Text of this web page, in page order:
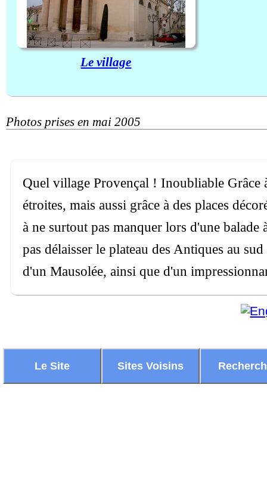
Le village
Photos prises en mai 2005
Quel village Provençal ! Inoubliable Grâce
étroites, mais aussi grâce à des places
à ne surtout pas manquer lors d'une
pas délaisser le plateau des Antiques au
d'un Mausolée, ainsi que d'un
Le Site Sites Voisins